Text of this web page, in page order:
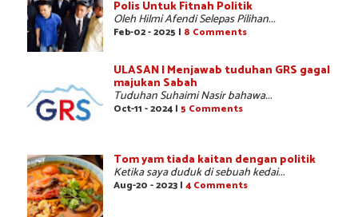
Polis Untuk Fitnah Politik
Oleh Hilmi Afendi Selepas Pilihan...
Feb-02 - 2025 | 8 Comments
ULASAN | Menjawab tuduhan GRS gagal
majukan Sabah
Tuduhan Suhaimi Nasir bahawa...
Oct-11 - 2024 | 5 Comments
Tom yam tiada kaitan dengan politik
Ketika saya duduk di sebuah kedai...
Aug-20 - 2023 | 4 Comments